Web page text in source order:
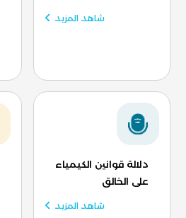
شاهد المزيد
دلالة قوانين الكيمياء
على الخالق
شاهد المزيد